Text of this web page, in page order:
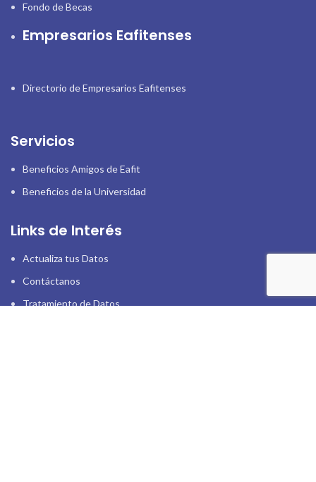
Fondo de Becas
Empresarios Eafitenses
Directorio de Empresarios Eafitenses
Servicios
Beneficios Amigos de Eafit
Beneficios de la Universidad
Links de Interés
Actualiza tus Datos
Contáctanos
Tratamiento de Datos.